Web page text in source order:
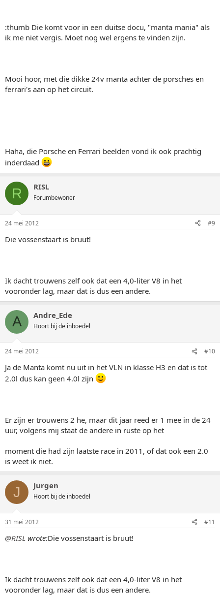
:thumb Die komt voor in een duitse docu, "manta mania" als
ik me niet vergis. Moet nog wel ergens te vinden zijn.
Mooi hoor, met die dikke 24v manta achter de porsches en
ferrari's aan op het circuit.
Haha, die Porsche en Ferrari beelden vond ik ook prachtig
inderdaad
R RISL
Forumbewoner
24 mei 2012 #9
Die vossenstaart is bruut!
Ik dacht trouwens zelf ook dat een 4,0-liter V8 in het
vooronder lag, maar dat is dus een andere.
A Andre_Ede
Hoort bij de inboedel
24 mei 2012 #10
Ja de Manta komt nu uit in het VLN in klasse H3 en dat is tot
2.0l dus kan geen 4.0l zijn
Er zijn er trouwens 2 he, maar dit jaar reed er 1 mee in de 24
uur, volgens mij staat de andere in ruste op het
moment die had zijn laatste race in 2011, of dat ook een 2.0
is weet ik niet.
J Jurgen
Hoort bij de inboedel
31 mei 2012 #11
@RISL wrote:Die vossenstaart is bruut!
Ik dacht trouwens zelf ook dat een 4,0-liter V8 in het
vooronder lag, maar dat is dus een andere.